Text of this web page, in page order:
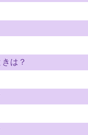
は？